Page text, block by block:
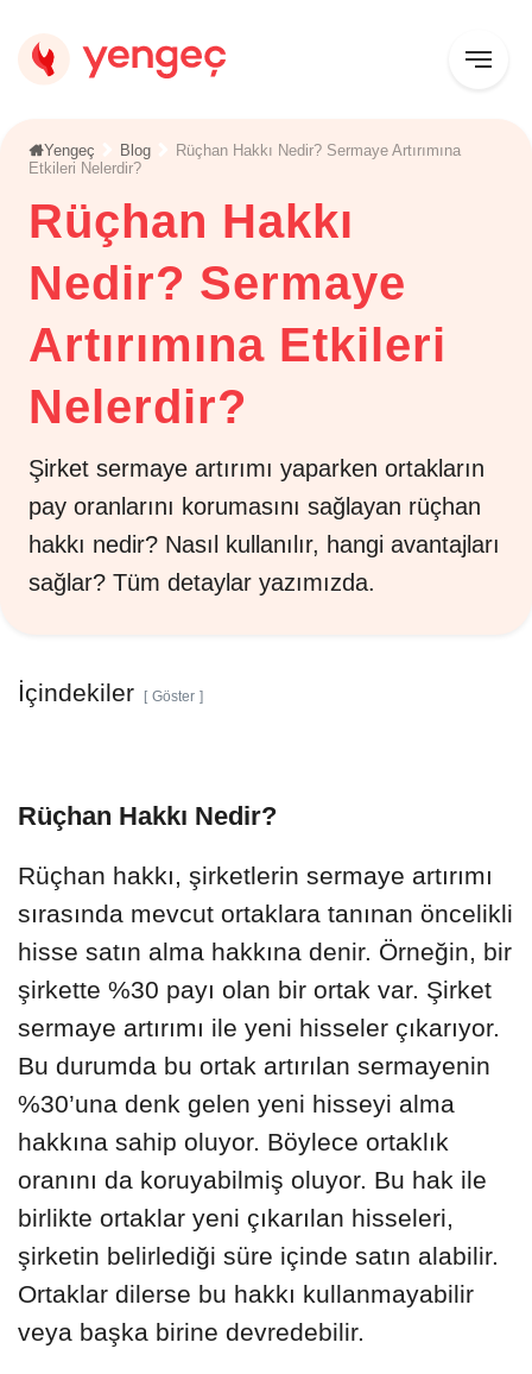
Yengeç Blog
Rüçhan Hakkı Nedir? Sermaye Artırımına
Etkileri Nelerdir?
Rüçhan Hakkı
Nedir? Sermaye
Artırımına Etkileri
Nelerdir?
Şirket sermaye artırımı yaparken ortakların
pay oranlarını korumasını sağlayan rüçhan
hakkı nedir? Nasıl kullanılır, hangi avantajları
sağlar? Tüm detaylar yazımızda.
Rüçhan Hakkı Nedir?
Rüçhan hakkı, şirketlerin sermaye artırımı
sırasında mevcut ortaklara tanınan öncelikli
hisse satın alma hakkına denir. Örneğin, bir
şirkette %30 payı olan bir ortak var. Şirket
sermaye artırımı ile yeni hisseler çıkarıyor.
Bu durumda bu ortak artırılan sermayenin
%30’una denk gelen yeni hisseyi alma
hakkına sahip oluyor. Böylece ortaklık
oranını da koruyabilmiş oluyor. Bu hak ile
birlikte ortaklar yeni çıkarılan hisseleri,
şirketin belirlediği süre içinde satın alabilir.
Ortaklar dilerse bu hakkı kullanmayabilir
veya başka birine devredebilir.
İçindekiler Göster